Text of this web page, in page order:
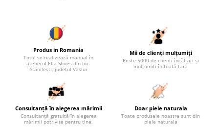
Produs in Romania
Totul se realizează manual în
atelierul Ella Shoes din loc.
Stănilești, județul Vaslui
Mii de clienți mulțumiți
Peste 5000 de clienți încălțați și
mulțumiți în toată țara
Consultanță în alegerea mărimii
Consultanță gratuită în alegerea
mărimii potrivite pentru tine.
Doar piele naturala
Toate produsele noastre sunt din
piele naturala